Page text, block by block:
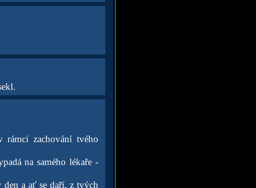
zachování tvého
na samého lékaře -
den a ať se daří, z tvých